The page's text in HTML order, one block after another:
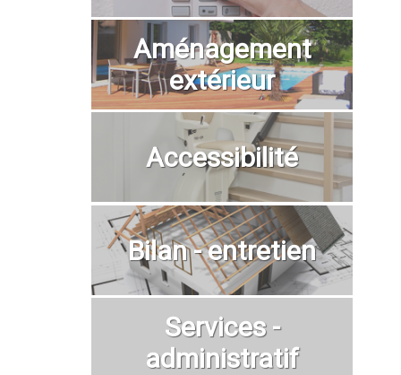
Aménagement
extérieur
Accessibilité
Bilan - entretien
Services -
administratif